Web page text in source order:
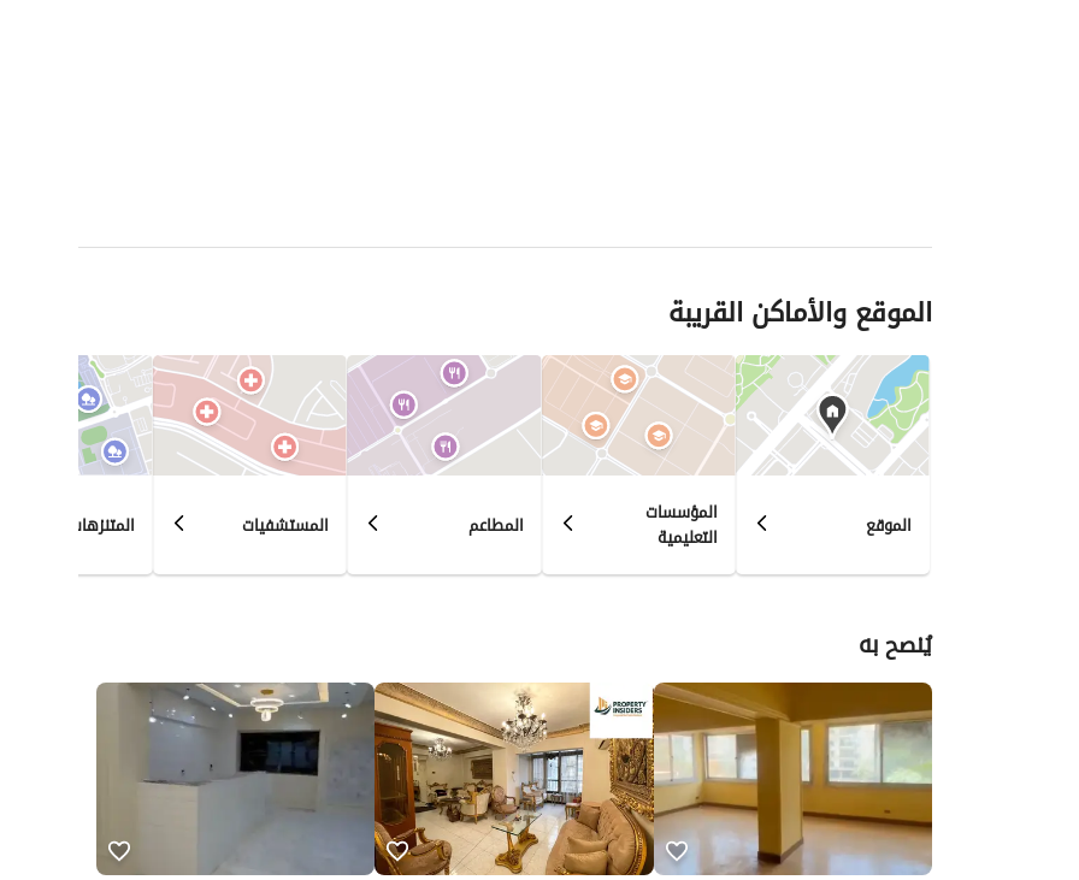
الموقع والأماكن القريبة
الموقع المؤسسات
التعليمية المطاعم المستشفيات المتنزهات
يُنصح به